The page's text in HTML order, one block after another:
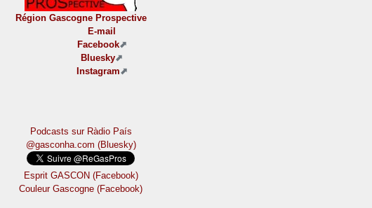
Région Gascogne Prospective
E-mail
Facebook
Bluesky
Instagram
Podcasts sur Ràdio País
@gasconha.com (Bluesky)
Esprit GASCON (Facebook)
Couleur Gascogne (Facebook)